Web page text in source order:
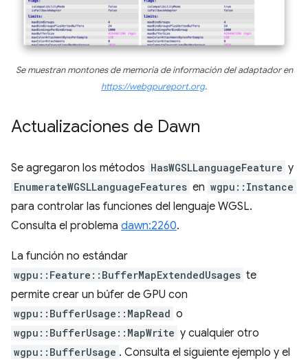
Se muestran montones de memoria de información del adaptador en
https://webgpureport.org.
Actualizaciones de Dawn
Se agregaron los métodos HasWGSLLanguageFeature y
EnumerateWGSLLanguageFeatures en wgpu::Instance
para controlar las funciones del lenguaje WGSL.
Consulta el problema dawn:2260.
La función no estándar
wgpu::Feature::BufferMapExtendedUsages te
permite crear un búfer de GPU con
wgpu::BufferUsage::MapRead o
wgpu::BufferUsage::MapWrite y cualquier otro
wgpu::BufferUsage . Consulta el siguiente ejemplo y el